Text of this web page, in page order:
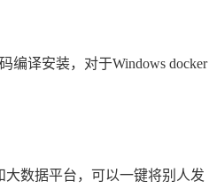
编译安装，对于Windows docker
数据平台，可以一键将别人发